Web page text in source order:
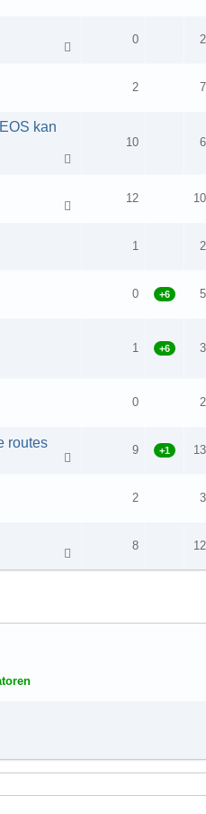
0
2
kan
10
12
1
0 +6
1 +6
0
routes 9 +1
2
8